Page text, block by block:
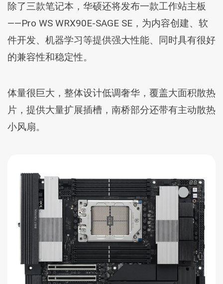
除了三款笔记本，华硕还将发布一款工作站主板
——Pro WS WRX90E-SAGE SE，为内容创建、软
件开发、机器学习等提供强大性能、同时具有很好
的兼容性和稳定性。
体量很巨大，整体设计低调奢华，覆盖大面积散热
片，提供大量扩展插槽，南桥部分还带有主动散热
小风扇。